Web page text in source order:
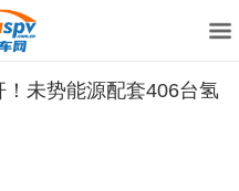
！未势能源配套406台氢